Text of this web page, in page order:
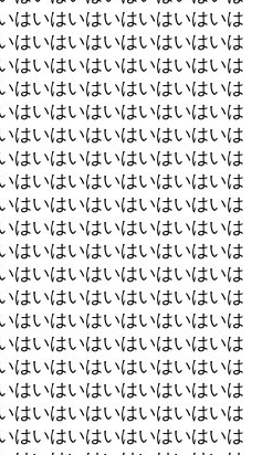
はいはいはいはいはいはいは
はいはいはいはいはいはいは
はいはいはいはいはいはいは
はいはいはいはいはいはいは
はいはいはいはいはいはいは
はいはいはいはいはいはいは
はいはいはいはいはいはいは
はいはいはいはいはいはいは
はいはいはいはいはいはいは
はいはいはいはいはいはいは
はいはいはいはいはいはいは
はいはいはいはいはいはいは
はいはいはいはいはいはいは
はいはいはいはいはいはいは
はいはいはいはいはいはいは
はいはいはいはいはいはいは
はいはいはいはいはいはいは
はいはいはいはいはいはいは
はいはいはいはいはいはいは